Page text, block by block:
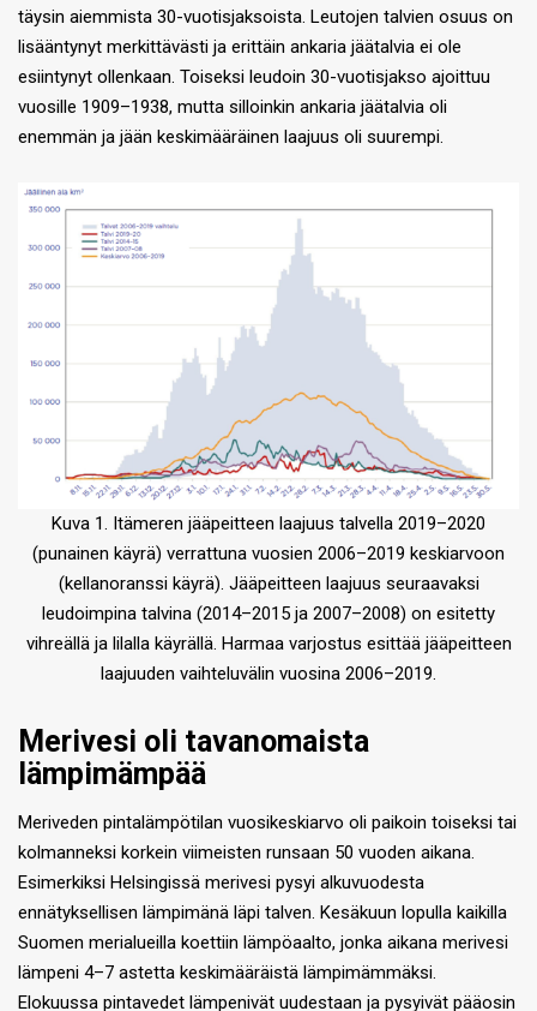
täysin aiemmista 30-vuotisjaksoista. Leutojen talvien osuus on
lisääntynyt merkittävästi ja erittäin ankaria jäätalvia ei ole
esiintynyt ollenkaan. Toiseksi leudoin 30-vuotisjakso ajoittuu
vuosille 1909–1938, mutta silloinkin ankaria jäätalvia oli
enemmän ja jään keskimääräinen laajuus oli suurempi.
Kuva 1. Itämeren jääpeitteen laajuus talvella 2019–2020
(punainen käyrä) verrattuna vuosien 2006–2019 keskiarvoon
(kellanoranssi käyrä). Jääpeitteen laajuus seuraavaksi
leudoimpina talvina (2014–2015 ja 2007–2008) on esitetty
vihreällä ja lilalla käyrällä. Harmaa varjostus esittää jääpeitteen
laajuuden vaihteluvälin vuosina 2006–2019.
Merivesi oli tavanomaista
lämpimämpää
Meriveden pintalämpötilan vuosikeskiarvo oli paikoin toiseksi tai
kolmanneksi korkein viimeisten runsaan 50 vuoden aikana.
Esimerkiksi Helsingissä merivesi pysyi alkuvuodesta
ennätyksellisen lämpimänä läpi talven. Kesäkuun lopulla kaikilla
Suomen merialueilla koettiin lämpöaalto, jonka aikana merivesi
lämpeni 4–7 astetta keskimääräistä lämpimämmäksi.
Elokuussa pintavedet lämpenivät uudestaan ja pysyivät pääosin